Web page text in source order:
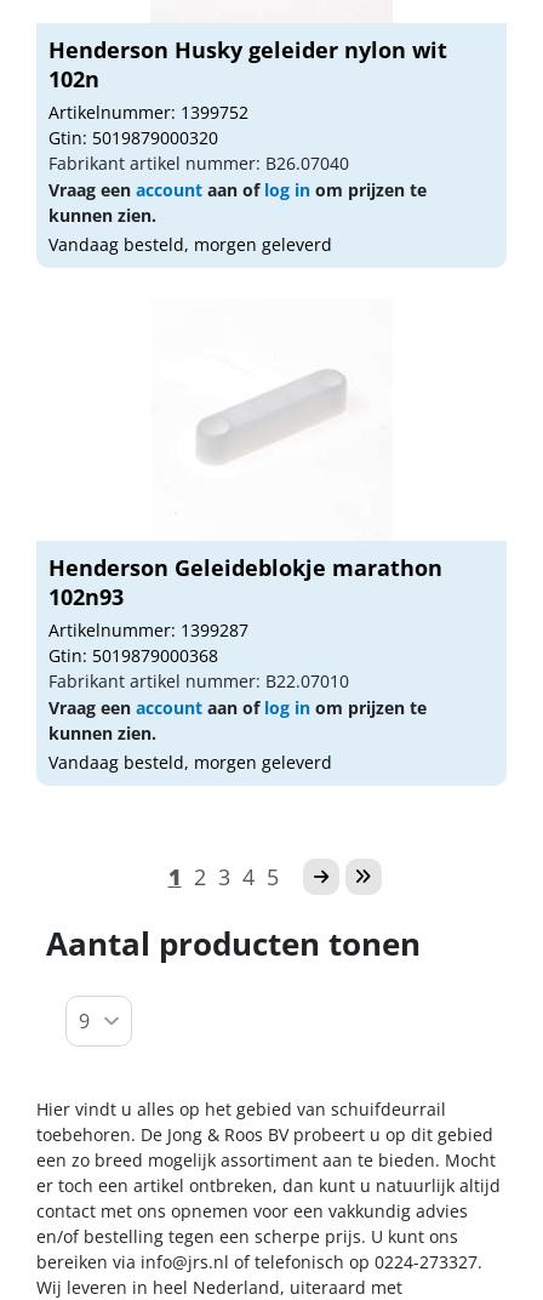
Henderson Husky geleider nylon wit
102n
Artikelnummer: 1399752
Gtin: 5019879000320
Fabrikant artikel nummer: B26.07040
Vraag een account aan of log in om prijzen te
kunnen zien.
Vandaag besteld, morgen geleverd
Henderson Geleideblokje marathon
102n93
Artikelnummer: 1399287
Gtin: 5019879000368
Fabrikant artikel nummer: B22.07010
Vraag een account aan of log in om prijzen te
kunnen zien.
Vandaag besteld, morgen geleverd
1 2 3 4 5
Aantal producten tonen
Hier vindt u alles op het gebied van schuifdeurrail
toebehoren. De Jong & Roos BV probeert u op dit gebied
een zo breed mogelijk assortiment aan te bieden. Mocht
er toch een artikel ontbreken, dan kunt u natuurlijk altijd
contact met ons opnemen voor een vakkundig advies
en/of bestelling tegen een scherpe prijs. U kunt ons
bereiken via info@jrs.nl of telefonisch op 0224-273327.
Wij leveren in heel Nederland, uiteraard met